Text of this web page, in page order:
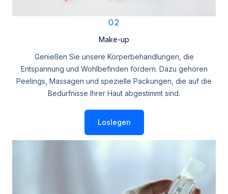
02
Make-up
Genießen Sie unsere Körperbehandlungen, die
Entspannung und Wohlbefinden fördern. Dazu gehören
Peelings, Massagen und spezielle Packungen, die auf die
Bedürfnisse Ihrer Haut abgestimmt sind.
Loslegen